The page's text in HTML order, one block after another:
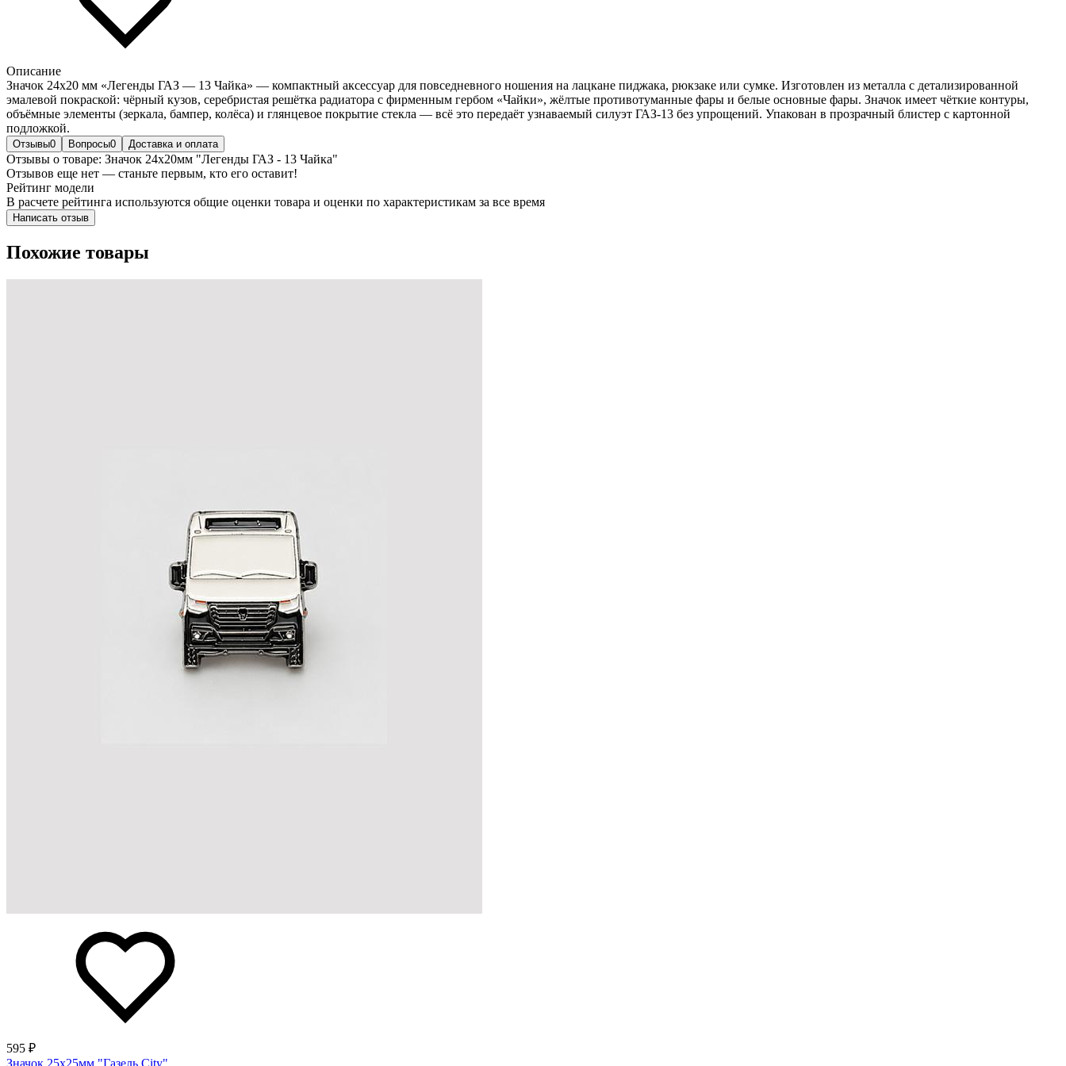
Описание
Значок 24х20 мм «Легенды ГАЗ — 13 Чайка» — компактный аксессуар для повседневного ношения на лацкане пиджака, рюкзаке или сумке. Изготовлен из металла с детализированной
эмалевой покраской: чёрный кузов, серебристая решётка радиатора с фирменным гербом «Чайки», жёлтые противотуманные фары и белые основные фары. Значок имеет чёткие контуры,
объёмные элементы (зеркала, бампер, колёса) и глянцевое покрытие стекла — всё это передаёт узнаваемый силуэт ГАЗ-13 без упрощений. Упакован в прозрачный блистер с картонной
подложкой.
Отзывы0 Вопросы0 Доставка и оплата
Отзывы о товаре: Значок 24х20мм "Легенды ГАЗ - 13 Чайка"
Отзывов еще нет — станьте первым, кто его оставит!
Рейтинг модели
В расчете рейтинга используются общие оценки товара и оценки по характеристикам за все время
Написать отзыв
Похожие товары
595 ₽
Значок 25х25мм "Газель City"